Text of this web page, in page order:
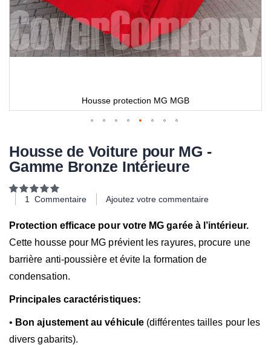
Housse protection MG MGB
Housse de Voiture pour MG -
Gamme Bronze Intérieure
Notation:
100
1 Commentaire Ajoutez votre commentaire
Protection efficace pour votre MG garée à l’intérieur.
Cette housse pour MG prévient les rayures, procure une
barrière anti-poussière et évite la formation de
condensation.
Principales caractéristiques:
• Bon ajustement au véhicule(différentes tailles pour les
divers gabarits).